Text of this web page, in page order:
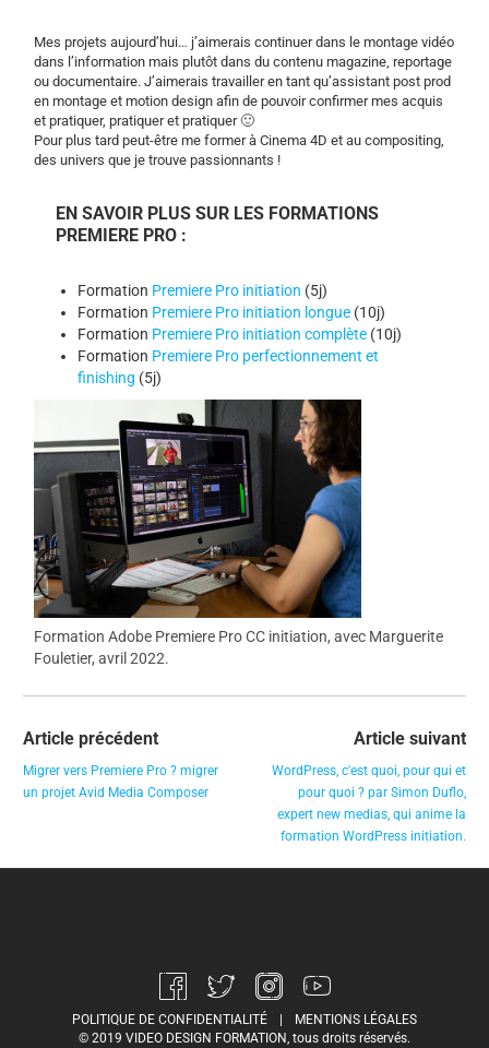
Mes projets aujourd’hui… j’aimerais continuer dans le montage vidéo
dans l’information mais plutôt dans du contenu magazine, reportage
ou documentaire. J’aimerais travailler en tant qu’assistant post prod
en montage et motion design afin de pouvoir confirmer mes acquis
et pratiquer, pratiquer et pratiquer 🙂
Pour plus tard peut-être me former à Cinema 4D et au compositing,
des univers que je trouve passionnants !
EN SAVOIR PLUS SUR LES FORMATIONS
PREMIERE PRO :
Formation Premiere Pro initiation (5j)
Formation Premiere Pro initiation longue (10j)
Formation Premiere Pro initiation complète (10j)
Formation Premiere Pro perfectionnement et
finishing (5j)
Formation Adobe Premiere Pro CC initiation, avec Marguerite
Fouletier, avril 2022.
Article précédent
Migrer vers Premiere Pro ? migrer
un projet Avid Media Composer
Article suivant
WordPress, c'est quoi, pour qui et
pour quoi ? par Simon Duflo,
expert new medias, qui anime la
formation WordPress initiation.
POLITIQUE DE CONFIDENTIALITÉ |
MENTIONS LÉGALES
© 2019 VIDEO DESIGN FORMATION, tous droits réservés.